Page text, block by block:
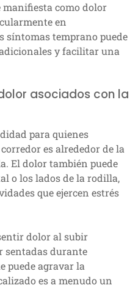
manifiesta como dolor
en
síntomas temprano puede
y facilitar una
asociados con la
para quienes
es alrededor de la
El dolor también puede
o los lados de la rodilla,
que ejercen estrés
dolor al subir
sentadas durante
puede agravar la
es a menudo un